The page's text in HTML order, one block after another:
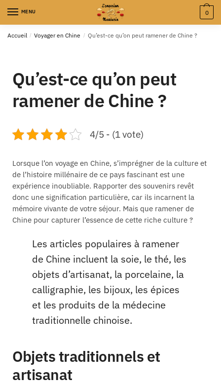
MENU 0
Accueil / Voyager en Chine / Qu’est-ce qu’on peut ramener de Chine ?
Qu’est-ce qu’on peut
ramener de Chine ?
4/5 - (1 vote)
Lorsque l’on voyage en Chine, s’imprégner de la culture et
de l’histoire millénaire de ce pays fascinant est une
expérience inoubliable. Rapporter des souvenirs revêt
donc une signification particulière, car ils incarnent la
mémoire vivante de votre séjour. Mais que ramener de
Chine pour capturer l’essence de cette riche culture ?
Les articles populaires à ramener
de Chine incluent la soie, le thé, les
objets d’artisanat, la porcelaine, la
calligraphie, les bijoux, les épices
et les produits de la médecine
traditionnelle chinoise.
Objets traditionnels et
artisanat